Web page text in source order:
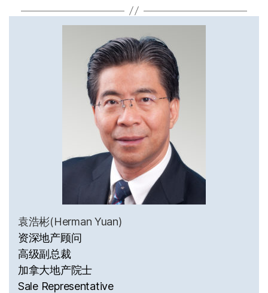
袁浩彬(Herman Yuan)
资深地产顾问
高级副总裁
加拿大地产院士
Sale Representative